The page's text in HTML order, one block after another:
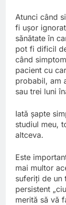
Atunci când
fi ușor
sănătate în
pot fi dificil
când
pacient cu
probabil, am
sau trei luni
Iată șapte
studiul meu,
altceva.
Este
mai multor
suferiți de un
persistent
merită să vă